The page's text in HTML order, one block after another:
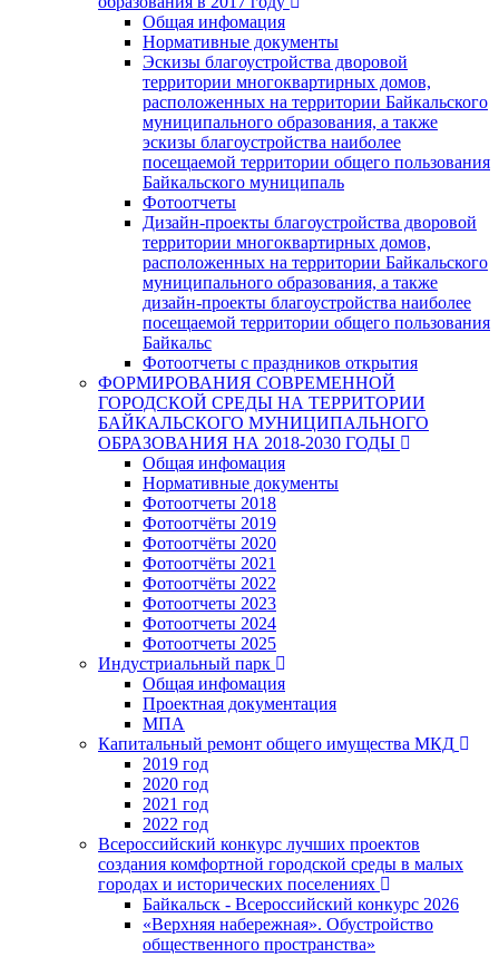
Общая инфомация
Нормативные документы
Эскизы благоустройства дворовой
территории многоквартирных домов,
расположенных на территории Байкальского
муниципального образования, а также
эскизы благоустройства наиболее
посещаемой территории общего пользования
Байкальского муниципаль
Фотоотчеты
Дизайн-проекты благоустройства дворовой
территории многоквартирных домов,
расположенных на территории Байкальского
муниципального образования, а также
дизайн-проекты благоустройства наиболее
посещаемой территории общего пользования
Байкальс
Фотоотчеты с праздников открытия
ФОРМИРОВАНИЯ СОВРЕМЕННОЙ
ГОРОДСКОЙ СРЕДЫ НА ТЕРРИТОРИИ
БАЙКАЛЬСКОГО МУНИЦИПАЛЬНОГО
ОБРАЗОВАНИЯ НА 2018-2030 ГОДЫ
Общая инфомация
Нормативные документы
Фотоотчеты 2018
Фотоотчёты 2019
Фотоотчёты 2020
Фотоотчёты 2021
Фотоотчёты 2022
Фотоотчеты 2023
Фотоотчеты 2024
Фотоотчеты 2025
Индустриальный парк
Общая инфомация
Проектная документация
МПА
Капитальный ремонт общего имущества МКД
2019 год
2020 год
2021 год
2022 год
Всероссийский конкурс лучших проектов
создания комфортной городской среды в малых
городах и исторических поселениях
Байкальск - Всероссийский конкурс 2026
«Верхняя набережная». Обустройство
общественного пространства»